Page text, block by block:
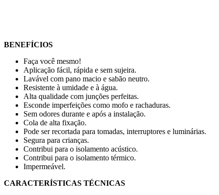
BENEFÍCIOS
Faça você mesmo!
Aplicação fácil, rápida e sem sujeira.
Lavável com pano macio e sabão neutro.
Resistente à umidade e à água.
Alta qualidade com junções perfeitas.
Esconde imperfeições como mofo e rachaduras.
Sem odores durante e após a instalação.
Cola de alta fixação.
Pode ser recortada para tomadas, interruptores e luminárias.
Segura para crianças.
Contribui para o isolamento acústico.
Contribui para o isolamento térmico.
Impermeável.
CARACTERÍSTICAS TÉCNICAS